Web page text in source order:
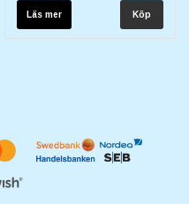
Läs mer